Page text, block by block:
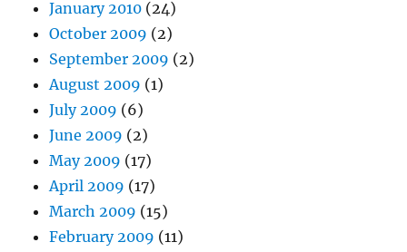
January 2010 (24)
October 2009 (2)
September 2009 (2)
August 2009 (1)
July 2009 (6)
June 2009 (2)
May 2009 (17)
April 2009 (17)
March 2009 (15)
February 2009 (11)